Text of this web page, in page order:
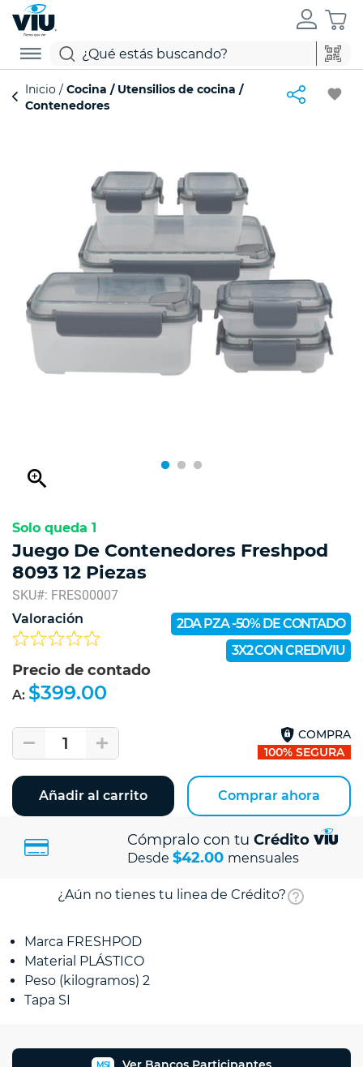
Inicio Cocina Utensilios de cocina
Contenedores
favorite
zoom_in
Solo queda 1
Juego De Contenedores Freshpod
8093 12 Piezas
SKU#: FRES00007
Valoración
Precio de contado
A: $399.00
1
2DA PZA -50% DE CONTADO
3X2 CON CREDIVIU
COMPRA
100% SEGURA
Añadir al carrito Comprar ahora
Cómpralo con tu Crédito
Desde $42.00 mensuales
¿Aún no tienes tu linea de Crédito?
Marca FRESHPOD
Material PLÁSTICO
Peso (kilogramos) 2
Tapa SI
MSI